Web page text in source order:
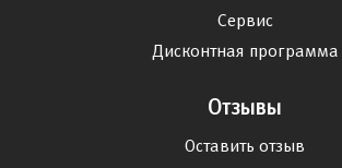
Сервис
Дисконтная программа
Отзывы
Оставить отзыв